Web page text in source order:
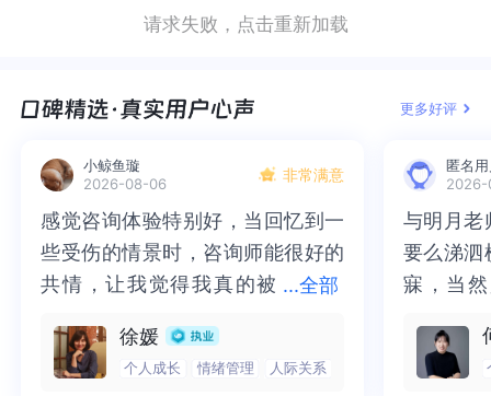
满足彼此的需求，你看怎么样？四、写在最后：想
我们付出很多的心理能量。而想要改变关系的前
好自我的部分。假如题主自己目前阶段仍然受到很
大的情绪困扰，或者难以梳理，也可以尝试找倾听
师或者更加稳定的心理咨询师辅助你。你的不容
易，你的付出，你的坚持，你的努力以及你的闪光
点，都值得被别人真正的看见和理解。我是壹心理
的需求，你看怎么样？四、写在最后：想要马上改
出很多的心理能量。而想要改变关系的前提，是题
部分。假如题主自己目前阶段仍然受到很大的情绪
困扰，或者难以梳理，也可以尝试找倾听师或者更
加稳定的心理咨询师辅助你。你的不容易，你的付
出，你的坚持，你的努力以及你的闪光点，都值得
被别人真正的看见和理解。我是壹心理的倾听师小
排，而压抑和隐忍自己的一些需求。或许现在你会
法，想要去获得一些自己的需求。而这一个过程当
那个你，那个顺从他们意愿的你。所以当你的需求
变得跟他们不一致的时候，也会引起他们内在的对
抗和不理解。当然这样的一个你也跟以往的你不一
样。透过他们的回应，让你也对自己有所怀疑，为
什么你会有这样一些和往常不一样的行为和要求
了。所以你需要看到自己内在，为什么现在突然多
了这样一些和以往不一样的要求？这一些要求的背
后，你又期待获得哪些需求？能够看到的是你期待
一些需求。或许现在你会觉得有些放松，或许你也
需求。而这一个过程当中是你的家人所不能理解
愿的你。所以当你的需求变得跟他们不一致的时
候，也会引起他们内在的对抗和不理解。当然这样
的一个你也跟以往的你不一样。透过他们的回应，
让你也对自己有所怀疑，为什么你会有这样一些和
往常不一样的行为和要求了。所以你需要看到自己
内在，为什么现在突然多了这样一些和以往不一样
的要求？这一些要求的背后，你又期待获得哪些需
求？能够看到的是你期待身边人能够理解你，支持
一个人的成长环境，思维方式，借着这个机会，艺
术家宋冬为帮母亲走出丧夫之痛，和巫鸿一起把这
用》。这个展览我当时看了也很震撼，我会想到我
和父亲母亲的差异。我们在拥抱新的时代，包括高
速发展带来的便利，而慢慢老去的父母其实这些背
后还有对变化带来的恐惧。你是一个善解人意的女
孩，出发点也特别好，希望妈妈越来越好。也不希
望她累着，想要妈妈变化一些家庭氛围：这不是你
不合理，而是妈妈还没有准备好变化。另外在妈妈
心里也许妈妈习惯安排～她还没意识到女儿已经成
长，也可以做一些决定～所以接纳变化慢一些，接
纳自己有想法，接纳妈妈也想保留她自己的想法。
这些内在的变化主要会带给我们自己轻松～在自己
借着这个机会，艺术家宋冬为帮母亲走出丧夫之
痛，和巫鸿一起把这些旧物搬进美术馆，做成大型
震撼，我会想到我和父亲母亲的差异。我们在拥抱
新的时代，包括高速发展带来的便利，而慢慢老去
的父母其实这些背后还有对变化带来的恐惧。你是
一个善解人意的女孩，出发点也特别好，希望妈妈
越来越好。也不希望她累着，想要妈妈变化一些家
庭氛围：这不是你不合理，而是妈妈还没有准备好
变化。另外在妈妈心里也许妈妈习惯安排～她还没
意识到女儿已经成长，也可以做一些决定～所以接
纳变化慢一些，接纳自己有想法，接纳妈妈也想保
留她自己的想法。这些内在的变化主要会带给我们
自己轻松～在自己的小空间变化后，其实你也会改
那我们也需要及时就医获取更好的改变与成长。请
抑郁低能量的状态走出来。
需要及时就医获取更好的改变与成长。请相信，在
量的状态走出来。
她自己的理由。你还提到了，你也不知道自己是什
感”。你要求扔掉东西，可能是因为在能量极低时，
扔掉是一个象征，象征着对清理、重启、摆脱沉重
干净、不费力的心理空间。也许还无力处理复杂的
情绪，但先可以从控制外部可见的物理环境开始。
同样对你妈妈来说，你扔掉东西对她来说，意味着
控，这会猛烈触发她的灾难性想象。同时对于改变
现状，如一个本该备战高考，如今休学在家的高二
你还提到了，你也不知道自己是什么样的了？把你
西，可能是因为在能量极低时，混乱的外部环境会
象征着对清理、重启、摆脱沉重负担的强烈渴望，
理空间。也许还无力处理复杂的情绪，但先可以从
控制外部可见的物理环境开始。同样对你妈妈来
说，你扔掉东西对她来说，意味着失控。在她看
触发她的灾难性想象。同时对于改变现状，如一个
本该备战高考，如今休学在家的高二学生，她可能
成自己的期待。基于我对你诉求的假设，我想提出
别人的事和老天的事，很多时候我们往往会把三件
事里面只有自己的事才需要全力以赴的去完成。在
面对一件事情时，如果能分清楚到底是谁的事，就
能减少很多选择的内耗。比如，你说突然新收到很
多要求，那你可能要先区别一下，这些要求到底是
谁的事，提出要求是别人的事，决定是否满足这个
难，但你并非无选择，你可以选择满足，也可以满
足拒绝，同时你也要承担你的选择带来的后果——
的期待。基于我对你诉求的假设，我想提出一个概
事和老天的事，很多时候我们往往会把三件事搅合
只有自己的事才需要全力以赴的去完成。在面对一
件事情时，如果能分清楚到底是谁的事，就能减少
很多选择的内耗。比如，你说突然新收到很多要
求，那你可能要先区别一下，这些要求到底是谁的
事，提出要求是别人的事，决定是否满足这个要求
但你并非无选择，你可以选择满足，也可以满足拒
绝，同时你也要承担你的选择带来的后果——如果
请求失败，点击重新加载
更多好评
小鲸鱼璇
2026-08-06
非常满意
...全部
感觉咨询体验特别好，当回忆到一
些受伤的情景时，咨询师能很好的
共情，让我觉得我真的被
一部分未处理的情绪被注意到了，
而且当咨询师准确说出我当时的情
感觉咨询体验特别好，当回忆到一
些受伤的情景时，咨询师能很好的
共情，让我觉得我真的被抱住了。
处理的情绪被注意到了，而且当咨
询师准确说出我当时的情绪，我感
徐媛
个人成长 情绪管理 人际关系
匿名
2026-
与明月老
要么涕泗
寐，当
来，觉
再困于
与明月老
要么涕泗
寐，当然
不必再
梏，更